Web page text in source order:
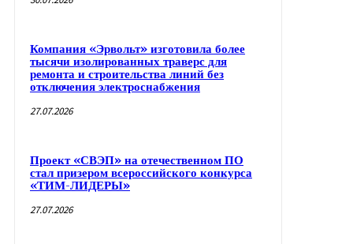
Компания «Эрвольт» изготовила более
тысячи изолированных траверс для
ремонта и строительства линий без
отключения электроснабжения
27.07.2026
Проект «СВЭП» на отечественном ПО
стал призером всероссийского конкурса
«ТИМ-ЛИДЕРЫ»
27.07.2026